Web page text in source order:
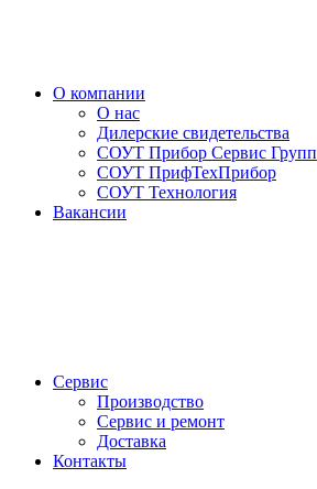
О компании
О нас
Дилерские свидетельства
СОУТ Прибор Сервис Групп
СОУТ ПрифТехПрибор
СОУТ Технология
Вакансии
Сервис
Производство
Сервис и ремонт
Доставка
Контакты